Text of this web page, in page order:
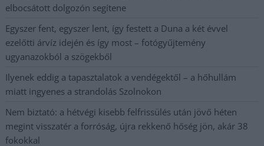
elbocsátott dolgozón segítene
Egyszer fent, egyszer lent, így festett a Duna a két évvel
ezelőtti árvíz idején és így most – fotógyűjtemény
ugyanazokból a szögekből
Ilyenek eddig a tapasztalatok a vendégektől – a hőhullám
miatt ingyenes a strandolás Szolnokon
Nem biztató: a hétvégi kisebb felfrissülés után jövő héten
megint visszatér a forróság, újra rekkenő hőség jön, akár 38
fokokkal